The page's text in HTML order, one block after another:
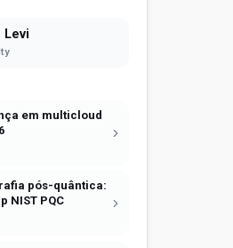
Levi
em multicloud
pós-quântica:
NIST PQC